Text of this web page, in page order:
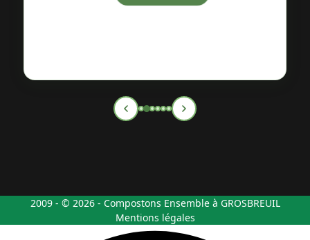
2009 - © 2026 - Compostons Ensemble à GROSBREUIL
Mentions légales